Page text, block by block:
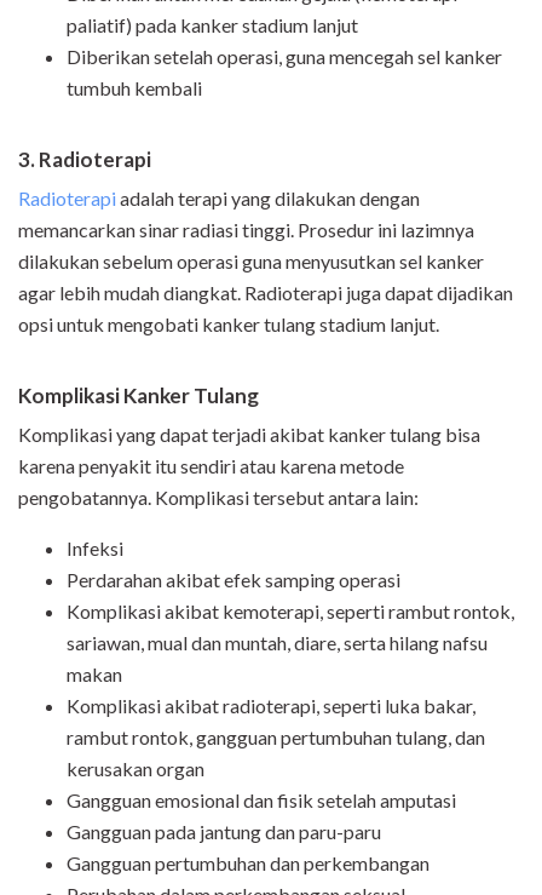
paliatif) pada kanker stadium lanjut
Diberikan setelah operasi, guna mencegah sel kanker
tumbuh kembali
3. Radioterapi
Radioterapiadalah terapi yang dilakukan dengan
memancarkan sinar radiasi tinggi. Prosedur ini lazimnya
dilakukan sebelum operasi guna menyusutkan sel kanker
agar lebih mudah diangkat. Radioterapi juga dapat dijadikan
opsi untuk mengobati kanker tulang stadium lanjut.
Komplikasi Kanker Tulang
Komplikasi yang dapat terjadi akibat kanker tulang bisa
karena penyakit itu sendiri atau karena metode
pengobatannya. Komplikasi tersebut antara lain:
Infeksi
Perdarahan akibat efek samping operasi
Komplikasi akibat kemoterapi, seperti rambut rontok,
sariawan, mual dan muntah, diare, serta hilang nafsu
makan
Komplikasi akibat radioterapi, seperti luka bakar,
rambut rontok, gangguan pertumbuhan tulang, dan
kerusakan organ
Gangguan emosional dan fisik setelah amputasi
Gangguan pada jantung dan paru-paru
Gangguan pertumbuhan dan perkembangan